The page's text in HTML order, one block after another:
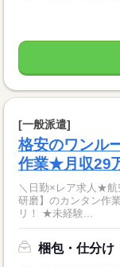
[一般派遣]
格安のワンル
作業★月収29
＼日勤×レア求人★航
研磨】のカンタン作
リ！ ★未経験...
梱包・仕分け